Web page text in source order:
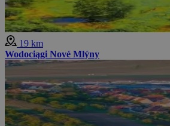
19 km
Wodociągi Nové Mlýny